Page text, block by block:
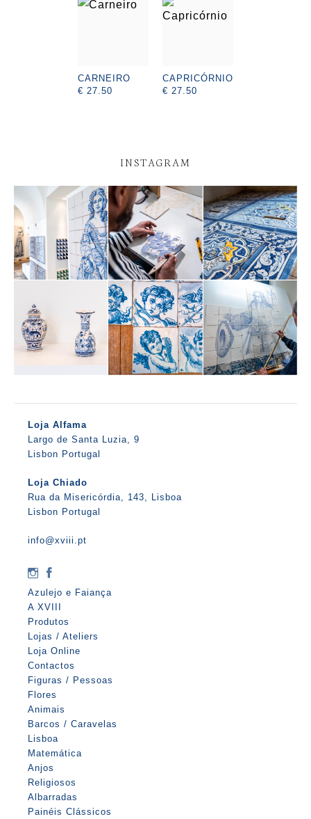
CARNEIRO
€ 27.50
CAPRICÓRNIO
€ 27.50
INSTAGRAM
Loja Alfama
Largo de Santa Luzia, 9
Lisbon Portugal
Loja Chiado
Rua da Misericórdia, 143, Lisboa
Lisbon Portugal
info@xviii.pt
Azulejo e Faiança
A XVIII
Produtos
Lojas / Ateliers
Loja Online
Contactos
Figuras / Pessoas
Flores
Animais
Barcos / Caravelas
Lisboa
Matemática
Anjos
Religiosos
Albarradas
Painéis Clássicos